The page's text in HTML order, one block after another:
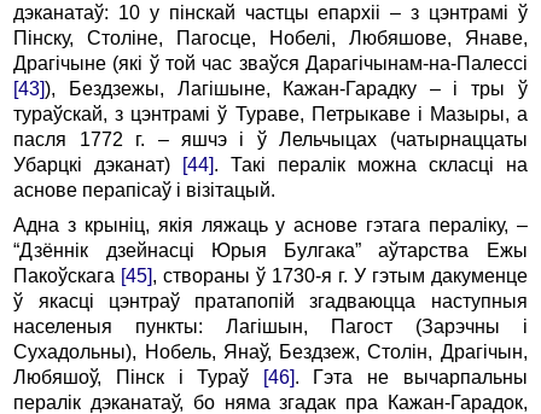
дэканатаў: 10 у пінскай частцы епархіі – з цэнтрамі ў
Пінску, Століне, Пагосце, Нобелі, Любяшове, Янаве,
Драгічыне (які ў той час зваўся Дарагічынам-на-Палессі
[43]), Бездзежы, Лагішыне, Кажан-Гарадку – і тры ў
тураўскай, з цэнтрамі ў Тураве, Петрыкаве і Мазыры, а
пасля 1772 г. – яшчэ і ў Лельчыцах (чатырнаццаты
Убарцкі дэканат)
[44]. Такі пералік можна скласці на
аснове перапісаў і візітацый.
Адна з крыніц, якія ляжаць у аснове гэтага пераліку, –
“Дзённік дзейнасці Юрыя Булгака” аўтарства Ежы
Пакоўскага [45], створаны ў 1730-я г. У гэтым дакуменце
ў якасці цэнтраў пратапопій згадваюцца наступныя
населеныя пункты: Лагішын, Пагост (Зарэчны і
Сухадольны), Нобель, Янаў, Бездзеж, Столін, Драгічын,
Любяшоў, Пінск і Тураў
[46]. Гэта не вычарпальны
пералік дэканатаў, бо няма згадак пра Кажан-Гарадок,